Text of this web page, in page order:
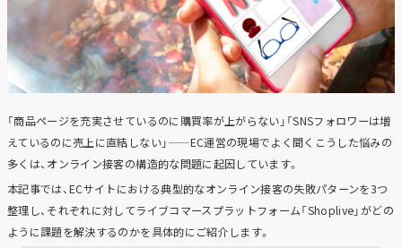
「商品ページを充実させているのに購買率が上がらない」「SNSフォロワーは増
えているのに売上に直結しない」——EC運営の現場でよく聞くこうした悩みの
多くは、オンライン接客の構造的な問題に起因しています。
本記事では、ECサイトにおける典型的なオンライン接客の失敗パターンを3つ
整理し、それぞれに対してライブコマースプラットフォーム「Shoplive」がどの
ように課題を解決するのかを具体的にご紹介します。